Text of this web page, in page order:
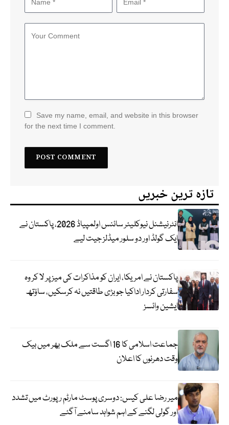
Save my name, email, and website in this browser
for the next time I comment.
تازہ ترین خبریں
انٹرنیشنل نیوکلیئر سائنس اولمپیاڈ 2026، پاکستان نے
ایک گولڈ اور دو سلور میڈلز جیت لیے
پاکستان نے امریکا، ایران کو مذاکرات کی میز پر لا کر وہ
سفارتی کردار اداکیا جو بڑی طاقتیں نہ کرسکیں، ساؤتھ
ایشین وائسز
جماعت اسلامی کا 16 اگست سے ملک بھر میں بیک
وقت دھرنوں کا اعلان
میر رضا علی کیس: دوسری پوسٹ مارٹم رپورٹ میں تشدد
اور گولی لگنے کے اہم شواہد سامنے آگئے